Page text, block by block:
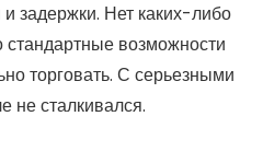
задержки. Нет каких-либо
стандартные возможности
торговать. С серьезными
не сталкивался.